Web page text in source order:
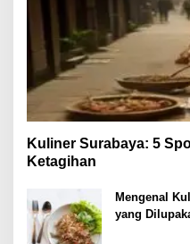
Kuliner Surabaya: 5
Ketagihan
Mengenal
yang